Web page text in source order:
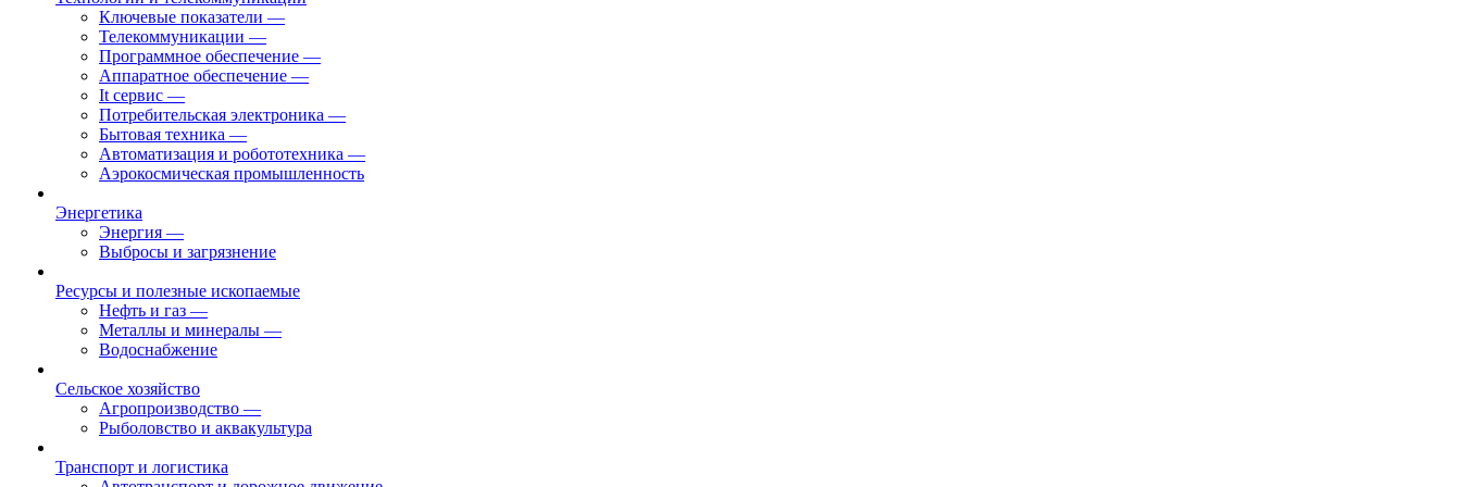
Ключевые показатели —
Телекоммуникации —
Программное обеспечение —
Аппаратное обеспечение —
It сервис —
Потребительская электроника —
Бытовая техника —
Автоматизация и робототехника —
Аэрокосмическая промышленность
Энергетика
Энергия —
Выбросы и загрязнение
Ресурсы и полезные ископаемые
Нефть и газ —
Металлы и минералы —
Водоснабжение
Сельское хозяйство
Агропроизводство —
Рыболовство и аквакультура
Транспорт и логистика